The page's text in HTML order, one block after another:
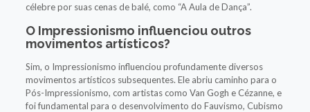
célebre por suas cenas de balé, como “A Aula de Dança”.
O Impressionismo influenciou outros
movimentos artísticos?
Sim, o Impressionismo influenciou profundamente diversos
movimentos artísticos subsequentes. Ele abriu caminho para o
Pós-Impressionismo, com artistas como Van Gogh e Cézanne, e
foi fundamental para o desenvolvimento do Fauvismo, Cubismo